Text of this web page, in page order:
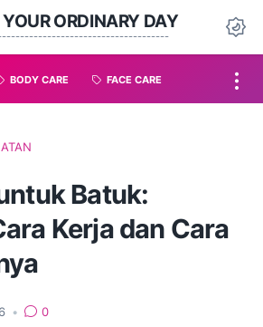
ORDINARY DAY
BODY CARE FACE CARE
Batuk:
Kerja dan Cara
•
0